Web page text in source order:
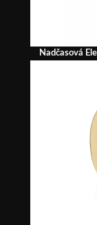
Nadčasová